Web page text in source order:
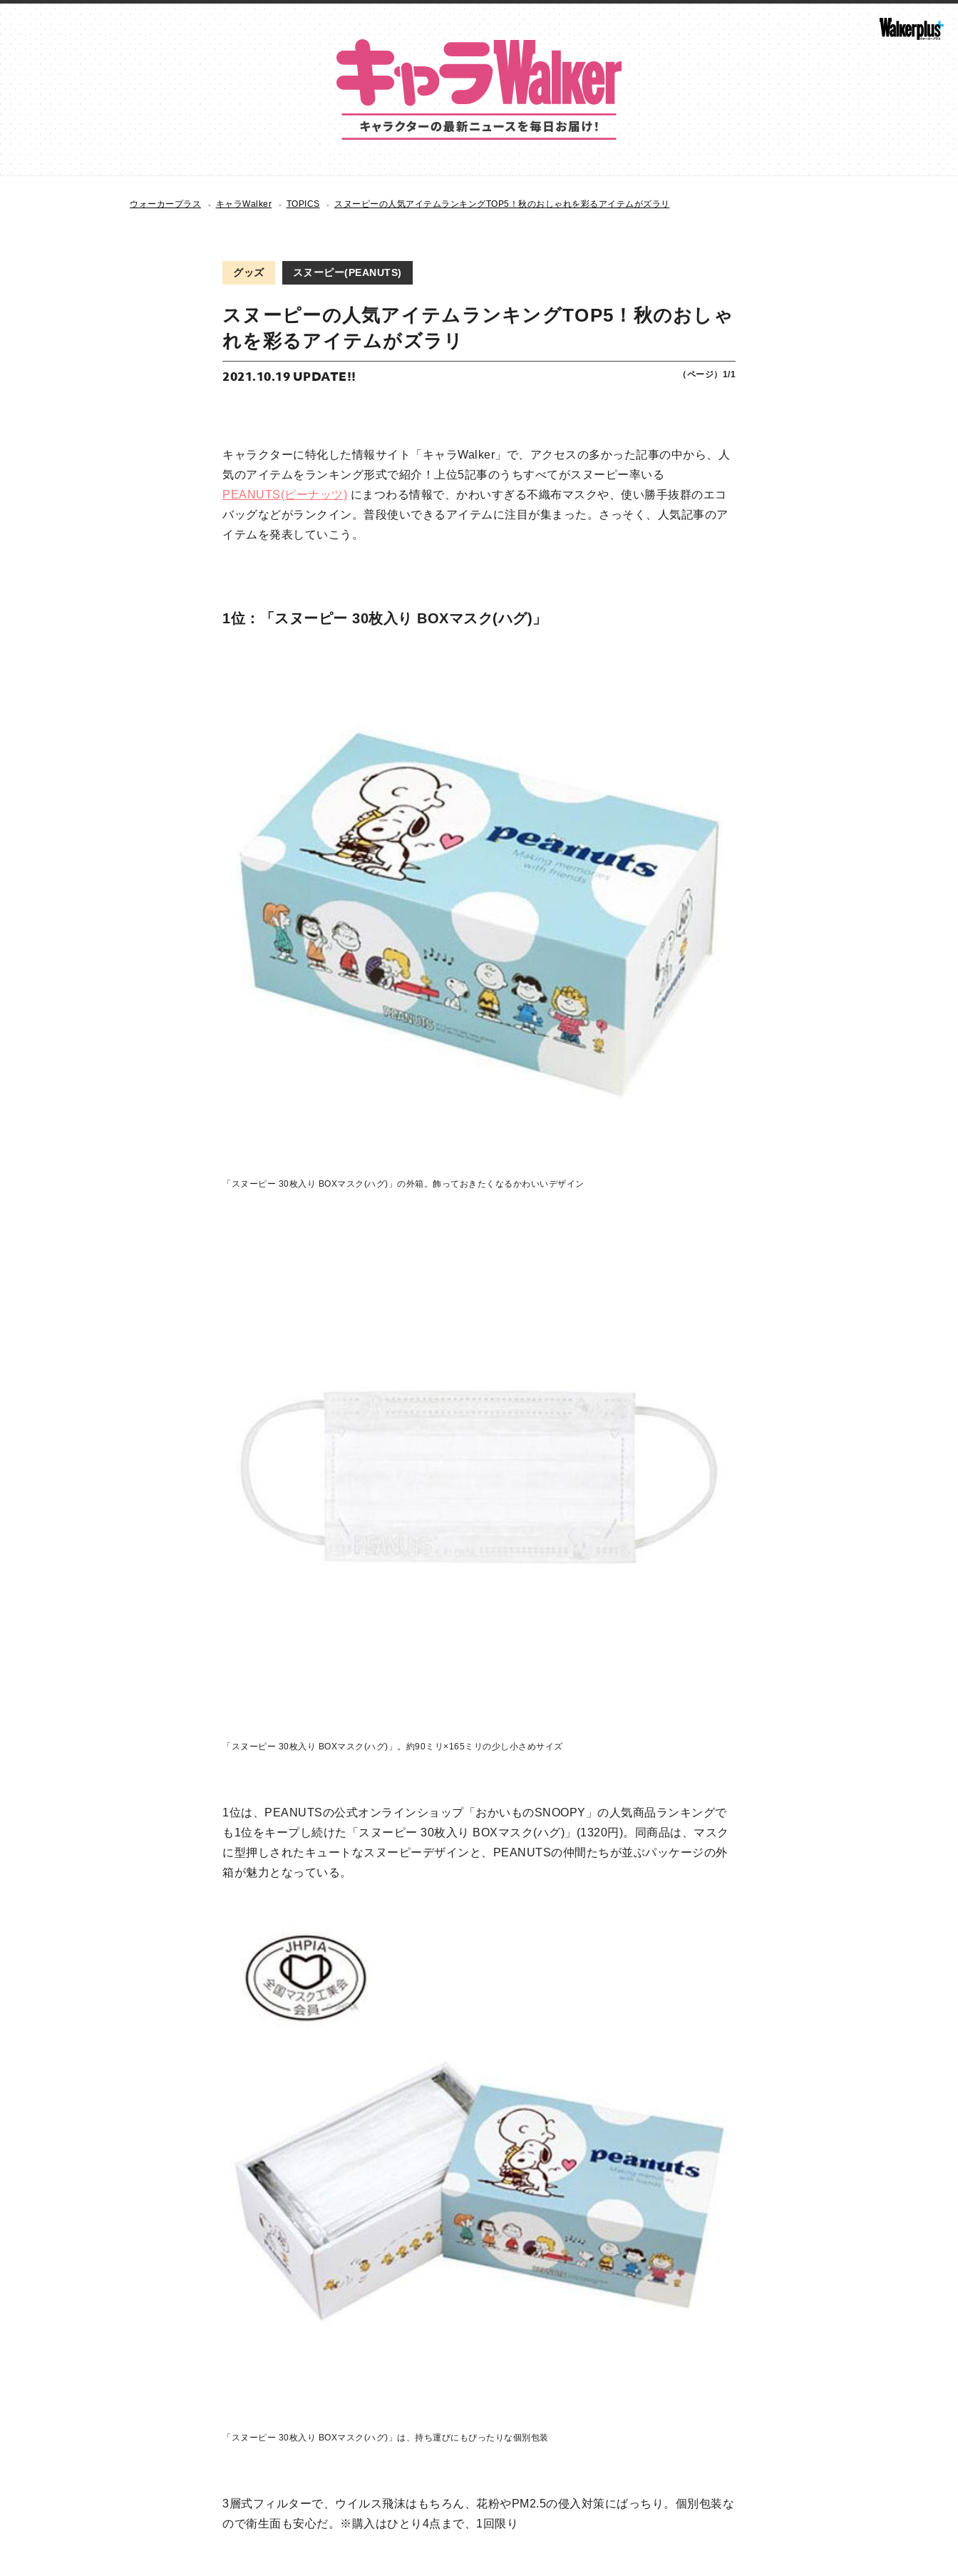
ウォーカープラス キャラWalker TOPICS スヌーピーの人気アイテムランキングTOP5！秋のおしゃれを彩るアイテムがズラリ
グッズ スヌーピー(PEANUTS)
スヌーピーの人気アイテムランキングTOP5！秋のおしゃ
れを彩るアイテムがズラリ
2021.10.19 UPDATE!! （ページ）1/1
キャラクターに特化した情報サイト「キャラWalker」で、アクセスの多かった記事の中から、人
気のアイテムをランキング形式で紹介！上位5記事のうちすべてがスヌーピー率いる
PEANUTS(ピーナッツ) にまつわる情報で、かわいすぎる不織布マスクや、使い勝手抜群のエコ
バッグなどがランクイン。普段使いできるアイテムに注目が集まった。さっそく、人気記事のア
イテムを発表していこう。
1位：「スヌーピー 30枚入り BOXマスク(ハグ)」
「スヌーピー 30枚入り BOXマスク(ハグ)」の外箱。飾っておきたくなるかわいいデザイン
「スヌーピー 30枚入り BOXマスク(ハグ)」。約90ミリ×165ミリの少し小さめサイズ
1位は、PEANUTSの公式オンラインショップ「おかいものSNOOPY」の人気商品ランキングで
も1位をキープし続けた「スヌーピー 30枚入り BOXマスク(ハグ)」(1320円)。同商品は、マスク
に型押しされたキュートなスヌーピーデザインと、PEANUTSの仲間たちが並ぶパッケージの外
箱が魅力となっている。
「スヌーピー 30枚入り BOXマスク(ハグ)」は、持ち運びにもぴったりな個別包装
3層式フィルターで、ウイルス飛沫はもちろん、花粉やPM2.5の侵入対策にばっちり。個別包装な
ので衛生面も安心だ。※購入はひとり4点まで、1回限り